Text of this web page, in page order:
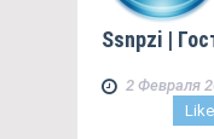
Ssnpzi |
2 Февраля
Like